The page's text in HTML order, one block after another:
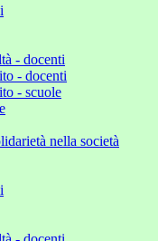
- docenti
- docenti
- scuole
nella società